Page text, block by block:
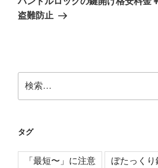
シ
投
盗難防止
索:
タグ
「最短〜」に注意 ぼたっく